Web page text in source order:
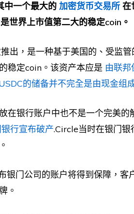
中一个最大的 加密货币交易所 在
世界上市值第二大的稳定coin。
出，是一种基于美国的、受监管
稳定coin。该资产本应是 由联邦
的储备并不完全是由现金组
在银行账户中也不是一个完美
行宣布破产.Circle当时在银门
银门公司的账户将得到保障，客
。